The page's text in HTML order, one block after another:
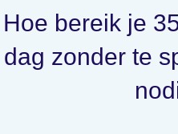
Hoe bereik je
dag zonder te